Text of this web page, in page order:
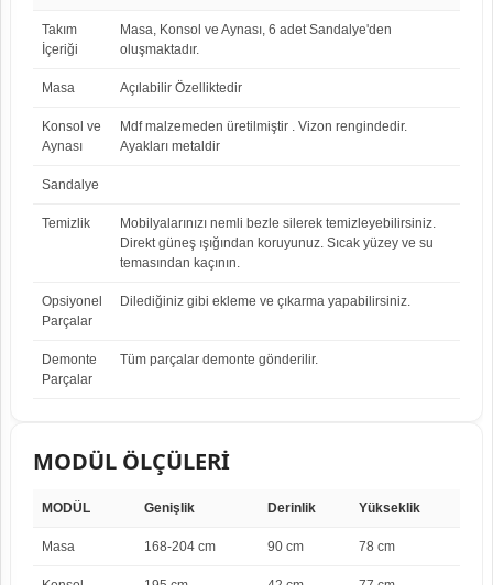
Takım
İçeriği
Masa, Konsol ve Aynası, 6 adet Sandalye'den
oluşmaktadır.
Masa Açılabilir Özelliktedir
Konsol ve
Aynası
Mdf malzemeden üretilmiştir . Vizon rengindedir.
Ayakları metaldir
Sandalye
Temizlik
Mobilyalarınızı nemli bezle silerek temizleyebilirsiniz.
Direkt güneş ışığından koruyunuz. Sıcak yüzey ve su
temasından kaçının.
Opsiyonel
Parçalar
Dilediğiniz gibi ekleme ve çıkarma yapabilirsiniz.
Demonte
Parçalar
Tüm parçalar demonte gönderilir.
MODÜL ÖLÇÜLERİ
MODÜL Genişlik Derinlik Yükseklik
Masa 168-204 cm 90 cm 78 cm